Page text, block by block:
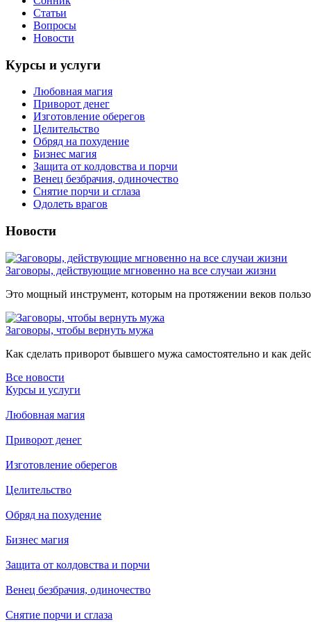
Статьи
Вопросы
Новости
Курсы и услуги
Любовная магия
Приворот денег
Изготовление оберегов
Целительство
Обряд на похудение
Бизнес магия
Защита от колдовства и порчи
Венец безбрачия, одиночество
Снятие порчи и сглаза
Одолеть врагов
Новости
Заговоры, действующие мгновенно на все случаи жизни
Это мощный инструмент, которым на протяжении веков
Заговоры, чтобы вернуть мужа
Как сделать приворот бывшего мужа самостоятельно и как
Все новости
Курсы и услуги
Любовная магия
Приворот денег
Изготовление оберегов
Целительство
Обряд на похудение
Бизнес магия
Защита от колдовства и порчи
Венец безбрачия, одиночество
Снятие порчи и сглаза